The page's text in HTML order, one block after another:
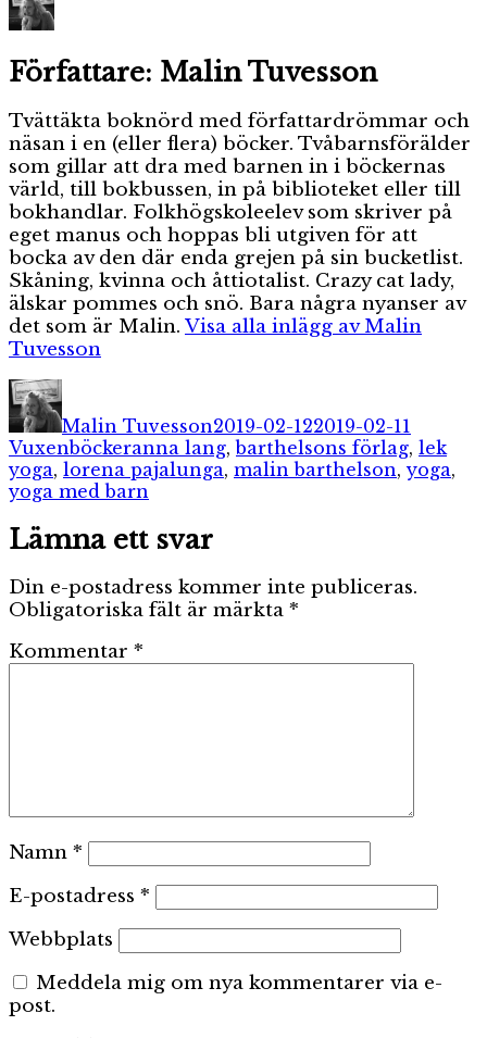
Författare: Malin Tuvesson
Tvättäkta boknörd med författardrömmar och
näsan i en (eller flera) böcker. Tvåbarnsförälder
som gillar att dra med barnen in i böckernas
värld, till bokbussen, in på biblioteket eller till
bokhandlar. Folkhögskoleelev som skriver på
eget manus och hoppas bli utgiven för att
bocka av den där enda grejen på sin bucketlist.
Skåning, kvinna och åttiotalist. Crazy cat lady,
älskar pommes och snö. Bara några nyanser av
det som är Malin. Visa alla inlägg av Malin
Tuvesson
Författare
Malin Tuvesson2019-02-122019-02-11
VuxenböckerEtiketter
anna lang,barthelsons förlag, lek
yoga, lorena pajalunga, malin barthelson,yoga,
yoga med barn
Lämna ett svar
Din e-postadress kommer inte publiceras.
Obligatoriska fält är märkta *
Kommentar *
Namn *
E-postadress *
Webbplats
Meddela mig om nya kommentarer via e-
post.